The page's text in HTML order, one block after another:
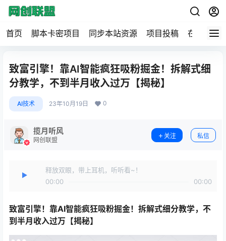
首页 脚本卡密项目 同步本站资源 项目投稿 在线工具
致富引擎！靠AI智能疯狂吸粉掘金！拆解式细
分教学，不到半月收入过万【揭秘】
AI技术 23年10月19日 0
揽月听风
网创联盟
关注 私信
释放双眼，带上耳机，听听看~！
00:00
00:00
致富引擎！靠AI智能疯狂吸粉掘金！拆解式细分教学，不
到半月收入过万【揭秘】